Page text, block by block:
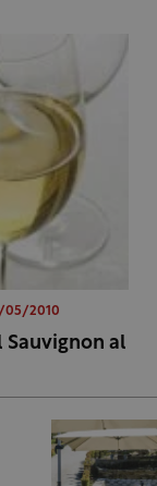
05/2010
Sauvignon al